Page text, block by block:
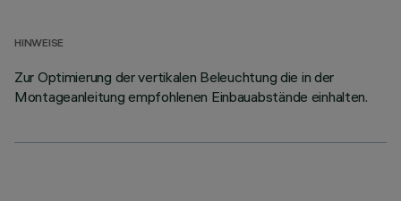
HINWEISE
Zur Optimierung der vertikalen Beleuchtung die in der
Montageanleitung empfohlenen Einbauabstände einhalten.